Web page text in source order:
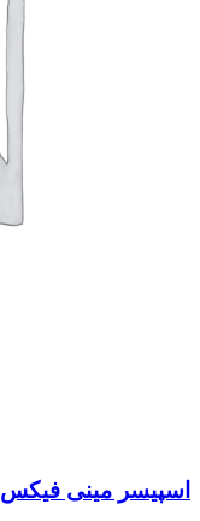
اسپیسر مینی فیکس 50